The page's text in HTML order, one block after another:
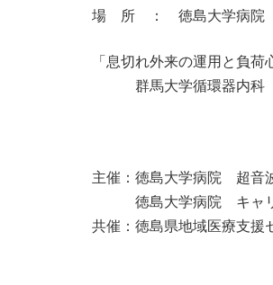
場 所 ： 徳島大学病院
「息切れ外来の運用と負荷
群馬大学循環器内科
主催：徳島大学病院 超音
徳島大学病院 キャリ
共催：徳島県地域医療支援